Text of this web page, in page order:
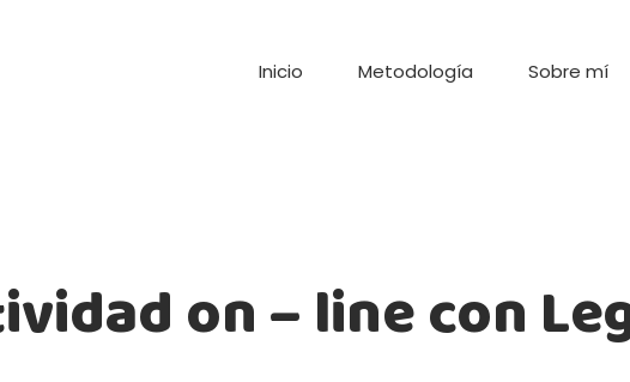
Inicio Metodología Sobre mí
on – line con